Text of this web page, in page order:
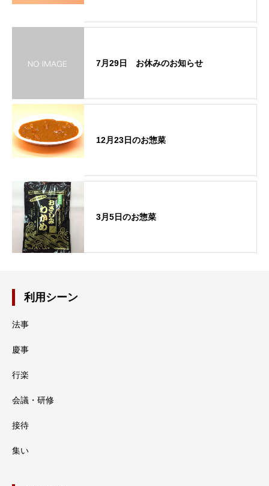
7月29日 お休みのお知らせ
12月23日のお惣菜
3月5日のお惣菜
利用シーン
法事
慶事
行楽
会議・研修
接待
集い